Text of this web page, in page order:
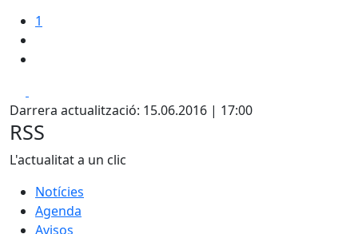
1
Darrera actualització: 15.06.2016 | 17:00
RSS
L'actualitat a un clic
Notícies
Agenda
Avisos